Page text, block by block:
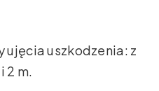
ujęcia uszkodzenia: z
2 m.